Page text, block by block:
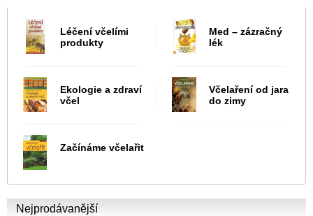
Léčení včelími
produkty
Med – zázračný
lék
Ekologie a zdraví
včel
Včelaření od jara
do zimy
Začínáme včelařit
Nejprodávanější